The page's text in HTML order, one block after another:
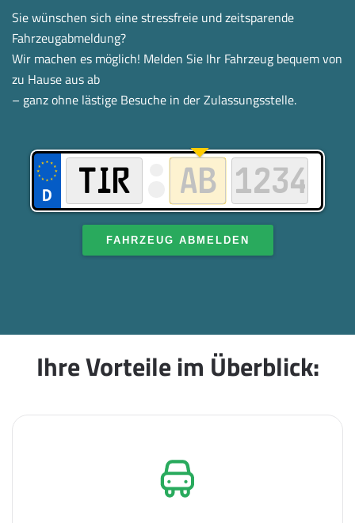
Sie wünschen sich eine stressfreie und zeitsparende
Fahrzeugabmeldung?
Wir machen es möglich! Melden Sie Ihr Fahrzeug bequem von
zu Hause aus ab
– ganz ohne lästige Besuche in der Zulassungsstelle.
FAHRZEUG ABMELDEN
Ihre Vorteile im Überblick: